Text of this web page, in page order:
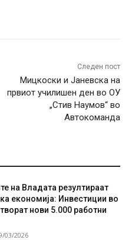
Следен пост
Мицкоски и Јаневска на
првиот училишен ден во ОУ
„Стив Наумов“ во
Автокоманда
на Владата резултираат
економија: Инвестиции во
нови 5.000 работни
03/2026